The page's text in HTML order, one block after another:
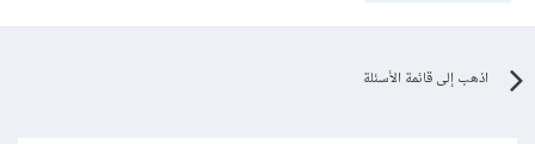
اذهب إلى قائمة الأسئلة